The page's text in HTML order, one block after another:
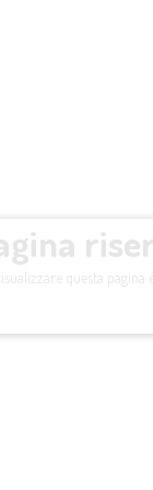
questa pagina